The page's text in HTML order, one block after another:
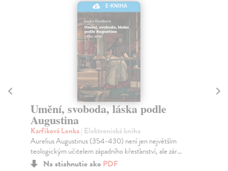
E-KNIHA
Umění, svoboda, láska podle
Augustina
Karfíková Lenka| Elektronická kniha
Aurelius Augustinus (354-430) není jen největším
teologickým učitelem západního křesťanství, ale zár...
Na stiahnutie ako PDF